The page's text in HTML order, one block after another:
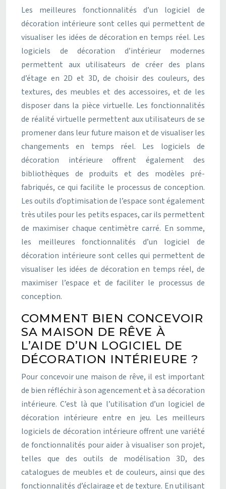
Les meilleures fonctionnalités d’un logiciel de
décoration intérieure sont celles qui permettent de
visualiser les idées de décoration en temps réel. Les
logiciels de décoration d’intérieur modernes
permettent aux utilisateurs de créer des plans
d’étage en 2D et 3D, de choisir des couleurs, des
textures, des meubles et des accessoires, et de les
disposer dans la pièce virtuelle. Les fonctionnalités
de réalité virtuelle permettent aux utilisateurs de se
promener dans leur future maison et de visualiser les
changements en temps réel. Les logiciels de
décoration intérieure offrent également des
bibliothèques de produits et des modèles pré-
fabriqués, ce qui facilite le processus de conception.
Les outils d’optimisation de l’espace sont également
très utiles pour les petits espaces, car ils permettent
de maximiser chaque centimètre carré. En somme,
les meilleures fonctionnalités d’un logiciel de
décoration intérieure sont celles qui permettent de
visualiser les idées de décoration en temps réel, de
maximiser l’espace et de faciliter le processus de
conception.
COMMENT BIEN CONCEVOIR
SA MAISON DE RÊVE À
L’AIDE D’UN LOGICIEL DE
DÉCORATION INTÉRIEURE ?
Pour concevoir une maison de rêve, il est important
de bien réfléchir à son agencement et à sa décoration
intérieure. C’est là que l’utilisation d’un logiciel de
décoration intérieure entre en jeu. Les meilleurs
logiciels de décoration intérieure offrent une variété
de fonctionnalités pour aider à visualiser son projet,
telles que des outils de modélisation 3D, des
catalogues de meubles et de couleurs, ainsi que des
fonctionnalités d’éclairage et de texture. En utilisant